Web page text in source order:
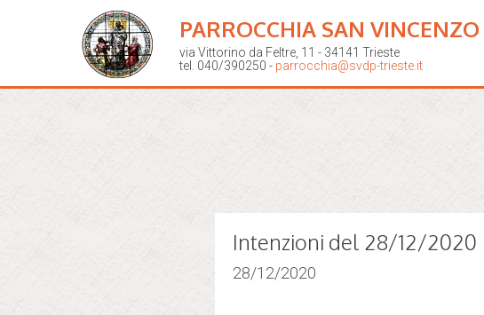
PARROCCHIA SAN
via Vittorino da Feltre, 11 - 34141 Trieste
tel. 040/390250 - parrocchia@svdp-trieste.it
Intenzioni del 28/12/2020
28/12/2020